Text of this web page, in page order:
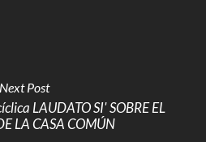
Next Post
LAUDATO SI' SOBRE EL
LA CASA COMÚN